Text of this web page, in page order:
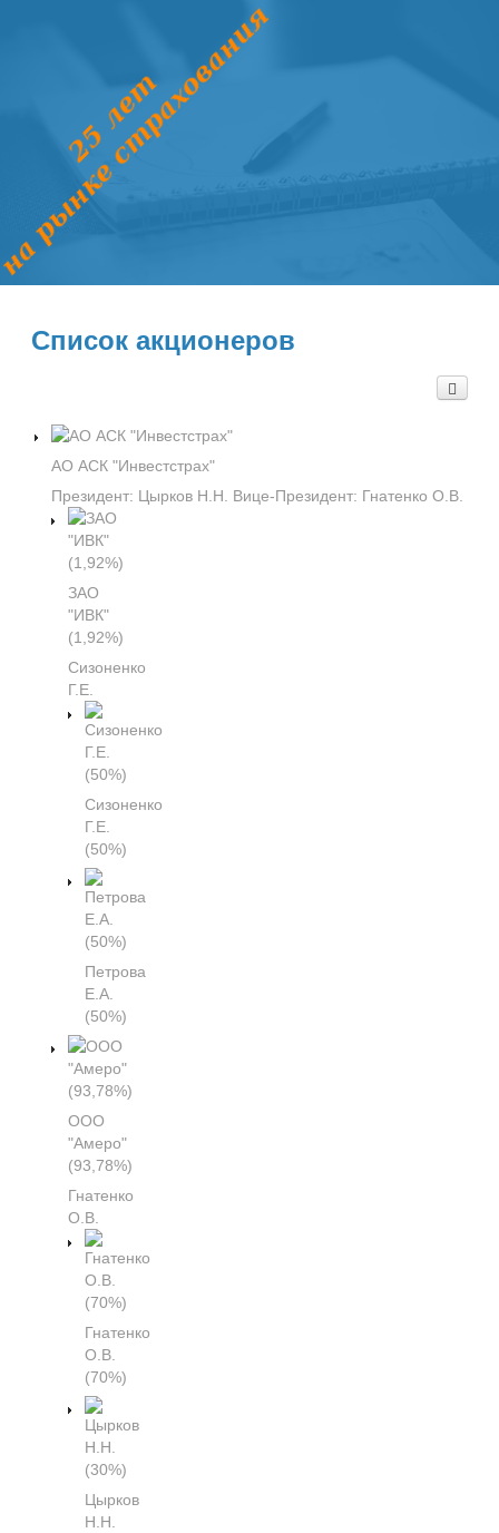
Список акционеров
АО АСК "Инвестстрах"
Президент: Цырков Н.Н. Вице-Президент: Гнатенко О.В.
ЗАО
"ИВК"
(1,92%)
Сизоненко
Г.Е.
Сизоненко
Г.Е.
(50%)
Петрова
Е.А.
(50%)
ООО
"Амеро"
(93,78%)
Гнатенко
О.В.
Гнатенко
О.В.
(70%)
Цырков
Н.Н.